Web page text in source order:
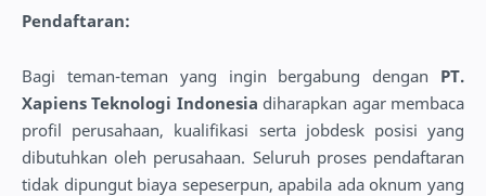
Pendaftaran:
Bagi teman-teman yang ingin bergabung dengan PT.
Xapiens Teknologi Indonesia diharapkan agar membaca
profil perusahaan, kualifikasi serta jobdesk posisi yang
dibutuhkan oleh perusahaan. Seluruh proses pendaftaran
tidak dipungut biaya sepeserpun, apabila ada oknum yang